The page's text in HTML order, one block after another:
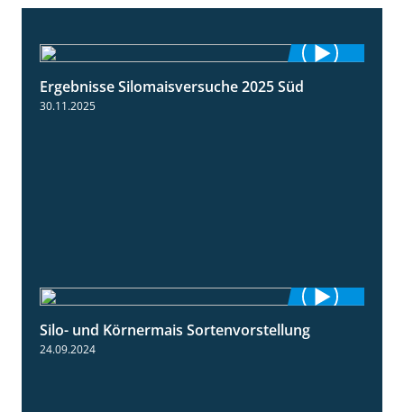
Ergebnisse Silomaisversuche 2025 Süd
30.11.2025
4:26
Silo- und Körnermais Sortenvorstellung
24.09.2024